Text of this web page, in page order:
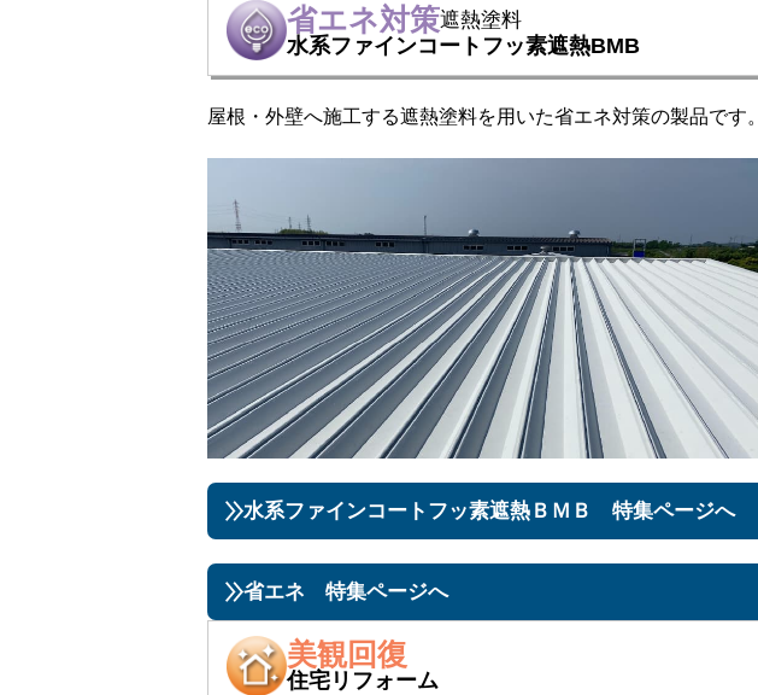
省エネ対策遮熱塗料​
水系ファインコートフッ素遮熱BMB
屋根・外壁へ施工する遮熱塗料を用いた省エネ対策の製品​です。
水系ファインコートフッ素遮熱ＢＭＢ 特集ページへ
省エネ 特集ページへ
美観回復
住宅リフォーム